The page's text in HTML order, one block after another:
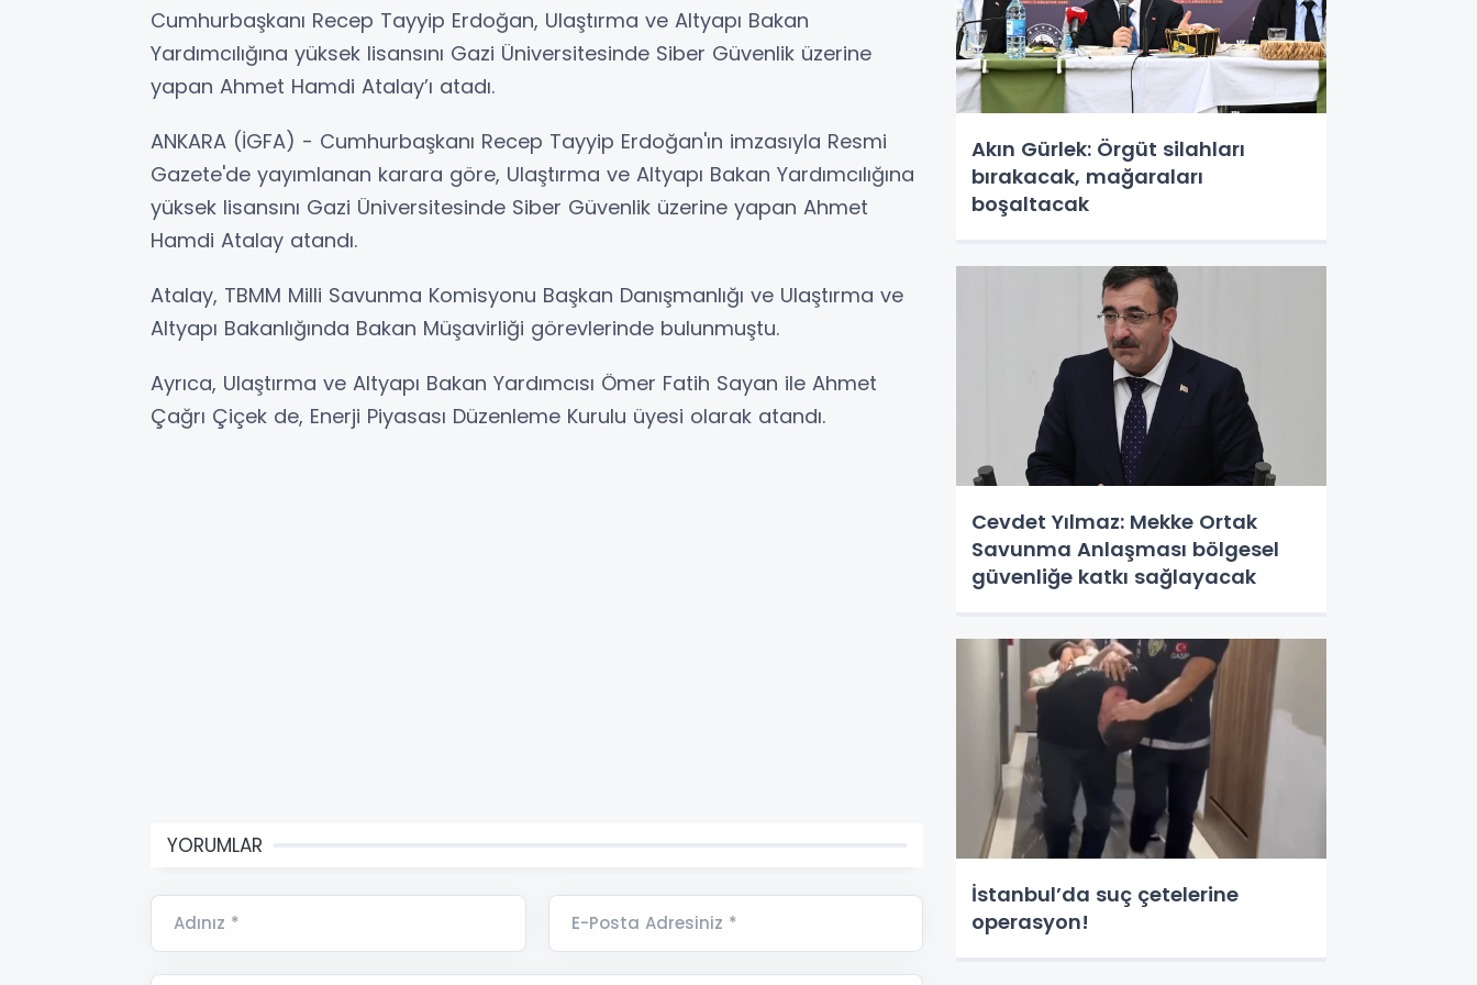
Cumhurbaşkanı Recep Tayyip Erdoğan, Ulaştırma ve Altyapı Bakan
Yardımcılığına yüksek lisansını Gazi Üniversitesinde Siber Güvenlik üzerine
yapan Ahmet Hamdi Atalay’ı atadı.
ANKARA (İGFA) - Cumhurbaşkanı Recep Tayyip Erdoğan'ın imzasıyla Resmi
Gazete'de yayımlanan karara göre, Ulaştırma ve Altyapı Bakan Yardımcılığına
yüksek lisansını Gazi Üniversitesinde Siber Güvenlik üzerine yapan Ahmet
Hamdi Atalay atandı.
Atalay, TBMM Milli Savunma Komisyonu Başkan Danışmanlığı ve Ulaştırma ve
Altyapı Bakanlığında Bakan Müşavirliği görevlerinde bulunmuştu.
Ayrıca, Ulaştırma ve Altyapı Bakan Yardımcısı Ömer Fatih Sayan ile Ahmet
Çağrı Çiçek de, Enerji Piyasası Düzenleme Kurulu üyesi olarak atandı.
YORUMLAR
Adınız * E-Posta Adresiniz *
Akın Gürlek: Örgüt silahları
bırakacak, mağaraları
boşaltacak
Cevdet Yılmaz: Mekke Ortak
Savunma Anlaşması bölgesel
güvenliğe katkı sağlayacak
İstanbul’da suç çetelerine
operasyon!